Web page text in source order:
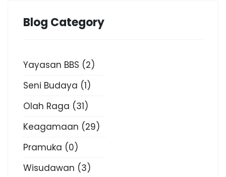
Blog Category
Yayasan BBS (2)
Seni Budaya (1)
Olah Raga (31)
Keagamaan (29)
Pramuka (0)
Wisudawan (3)